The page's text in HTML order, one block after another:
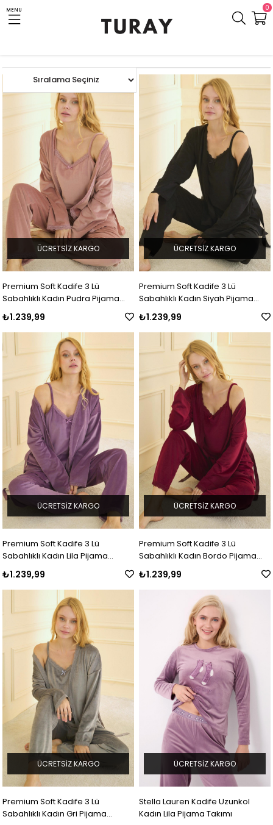
MENU 0
Premium Soft Kadife 3 Lü
Sabahlıklı Kadın Pudra Pijama
₺1.239,99
ÜCRETSIZ KARGO
Premium Soft Kadife 3 Lü
Sabahlıklı Kadın Siyah Pijama
₺1.239,99
ÜCRETSIZ KARGO
Premium Soft Kadife 3 Lü
Sabahlıklı Kadın Lila Pijama
Takımı
₺1.239,99
ÜCRETSIZ KARGO
Premium Soft Kadife 3 Lü
Sabahlıklı Kadın Bordo Pijama
Takımı
₺1.239,99
ÜCRETSIZ KARGO
Premium Soft Kadife 3 Lü
Sabahlıklı Kadın Gri Pijama
ÜCRETSIZ KARGO
Stella Lauren Kadife Uzunkol
Kadın Lila Pijama Takımı
ÜCRETSIZ KARGO